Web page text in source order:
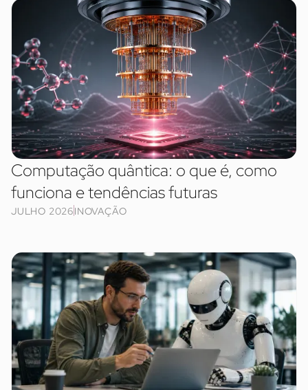
Computação quântica: o que é, como
funciona e tendências futuras
JULHO 2026INOVAÇÃO